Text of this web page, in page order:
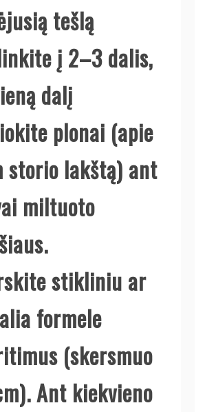
tešlą
į 2–3 dalis,
dalį
plonai (apie
storio lakštą) ant
miltuoto
stikliniu ar
formele
(skersmuo
Ant kiekvieno